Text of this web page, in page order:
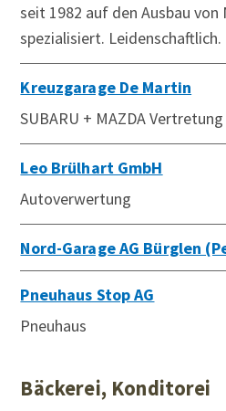
seit 1982 auf den Ausbau
spezialisiert.
Kreuzgarage De Martin
SUBARU + MAZDA Vertretung
Leo Brülhart GmbH
Autoverwertung
Nord-Garage AG Bürglen
Pneuhaus Stop AG
Pneuhaus
Bäckerei, Konditorei